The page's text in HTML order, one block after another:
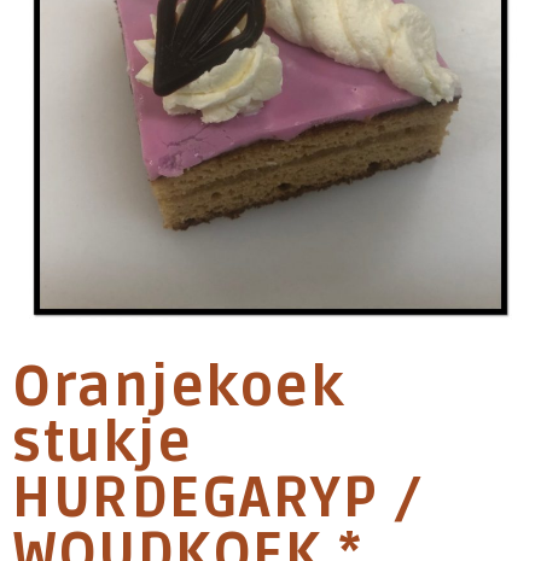
Oranjekoek
stukje
HURDEGARYP /